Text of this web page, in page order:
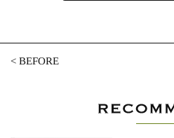
<BEFORE